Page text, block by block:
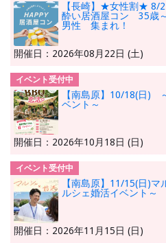
【長崎】★女性割★ 8/
酔い居酒屋コン 35歳
男性 集まれ！
開催日：2026年08月22日 (土)
イベント受付中
【南島原】10/18(日)
ベント～
開催日：2026年10月18日 (日)
イベント受付中
【南島原】11/15(日)
ルシェ婚活イベント～
開催日：2026年11月15日 (日)